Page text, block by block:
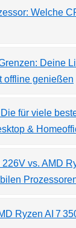
Welche
Deine
offline genießen
für viele
&
226V vs. AMD
Ryzen AI 7